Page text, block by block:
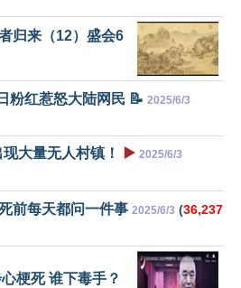
归来（12）盛会6
粉红惹怒大陆网民 📝 2025/6/3
大量无人村镇！ ▶️ 2025/6/3
前每天都问一件事 2025/6/3 (36,237
梗死 谁下毒手？